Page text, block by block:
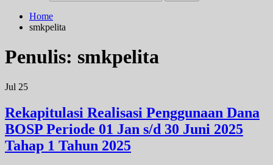
Home
smkpelita
Penulis: smkpelita
Jul 25
Rekapitulasi Realisasi Penggunaan Dana
BOSP Periode 01 Jan s/d 30 Juni 2025
Tahap 1 Tahun 2025